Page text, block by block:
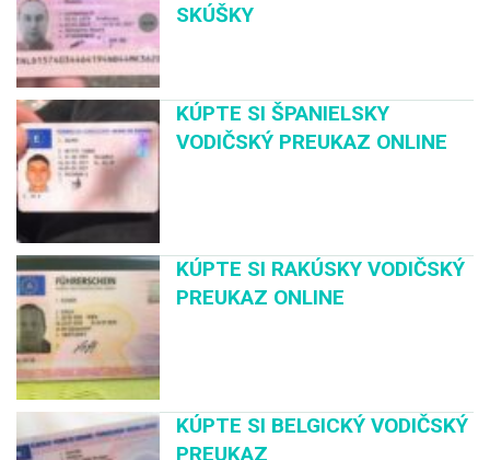
SKÚŠKY
KÚPTE SI ŠPANIELSKY
VODIČSKÝ PREUKAZ ONLINE
KÚPTE SI RAKÚSKY VODIČSKÝ
PREUKAZ ONLINE
KÚPTE SI BELGICKÝ VODIČSKÝ
PREUKAZ